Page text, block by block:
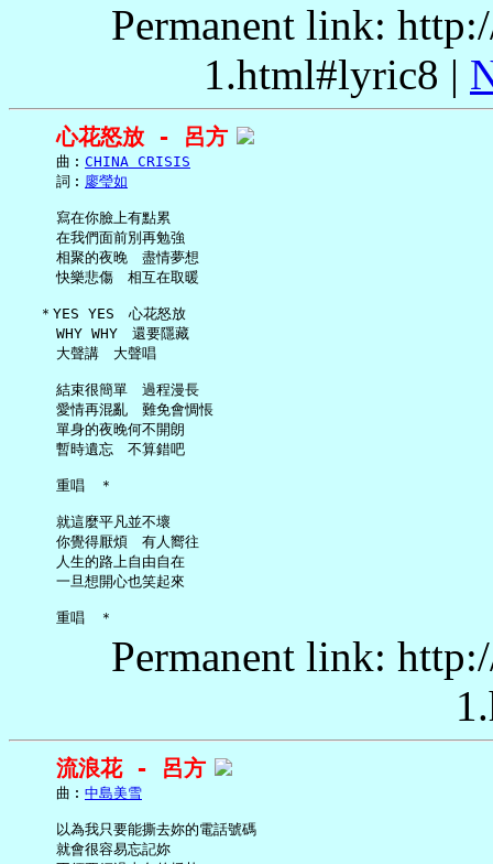
Permanent link:
1.html#lyric8 |
心花怒放 - 呂方
     曲︰
CHINA CRISIS
     詞︰
廖瑩如
     寫在你臉上有點累
     在我們面前別再勉強
     相聚的夜晚　盡情夢想
     快樂悲傷　相互在取暖
   ＊YES YES　心花怒放
     WHY WHY　還要隱藏
     大聲講　大聲唱
     結束很簡單　過程漫長
     愛情再混亂　難免會惆悵
     單身的夜晚何不開朗
     暫時遺忘　不算錯吧
     重唱　＊
     就這麼平凡並不壞
     你覺得厭煩　有人嚮往
     人生的路上自由自在
     一旦想開心也笑起來
Permanent link:
流浪花 - 呂方
     曲︰
中島美雪
     以為我只要能撕去妳的電話號碼
     就會很容易忘記妳